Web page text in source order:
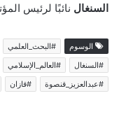
السنغال نائبًا لرئيس
الوسوم #البحث_العلمي
#السنغال
#العالم_الإسلامي
#عبدالعزيز_قنصوة
#قازان